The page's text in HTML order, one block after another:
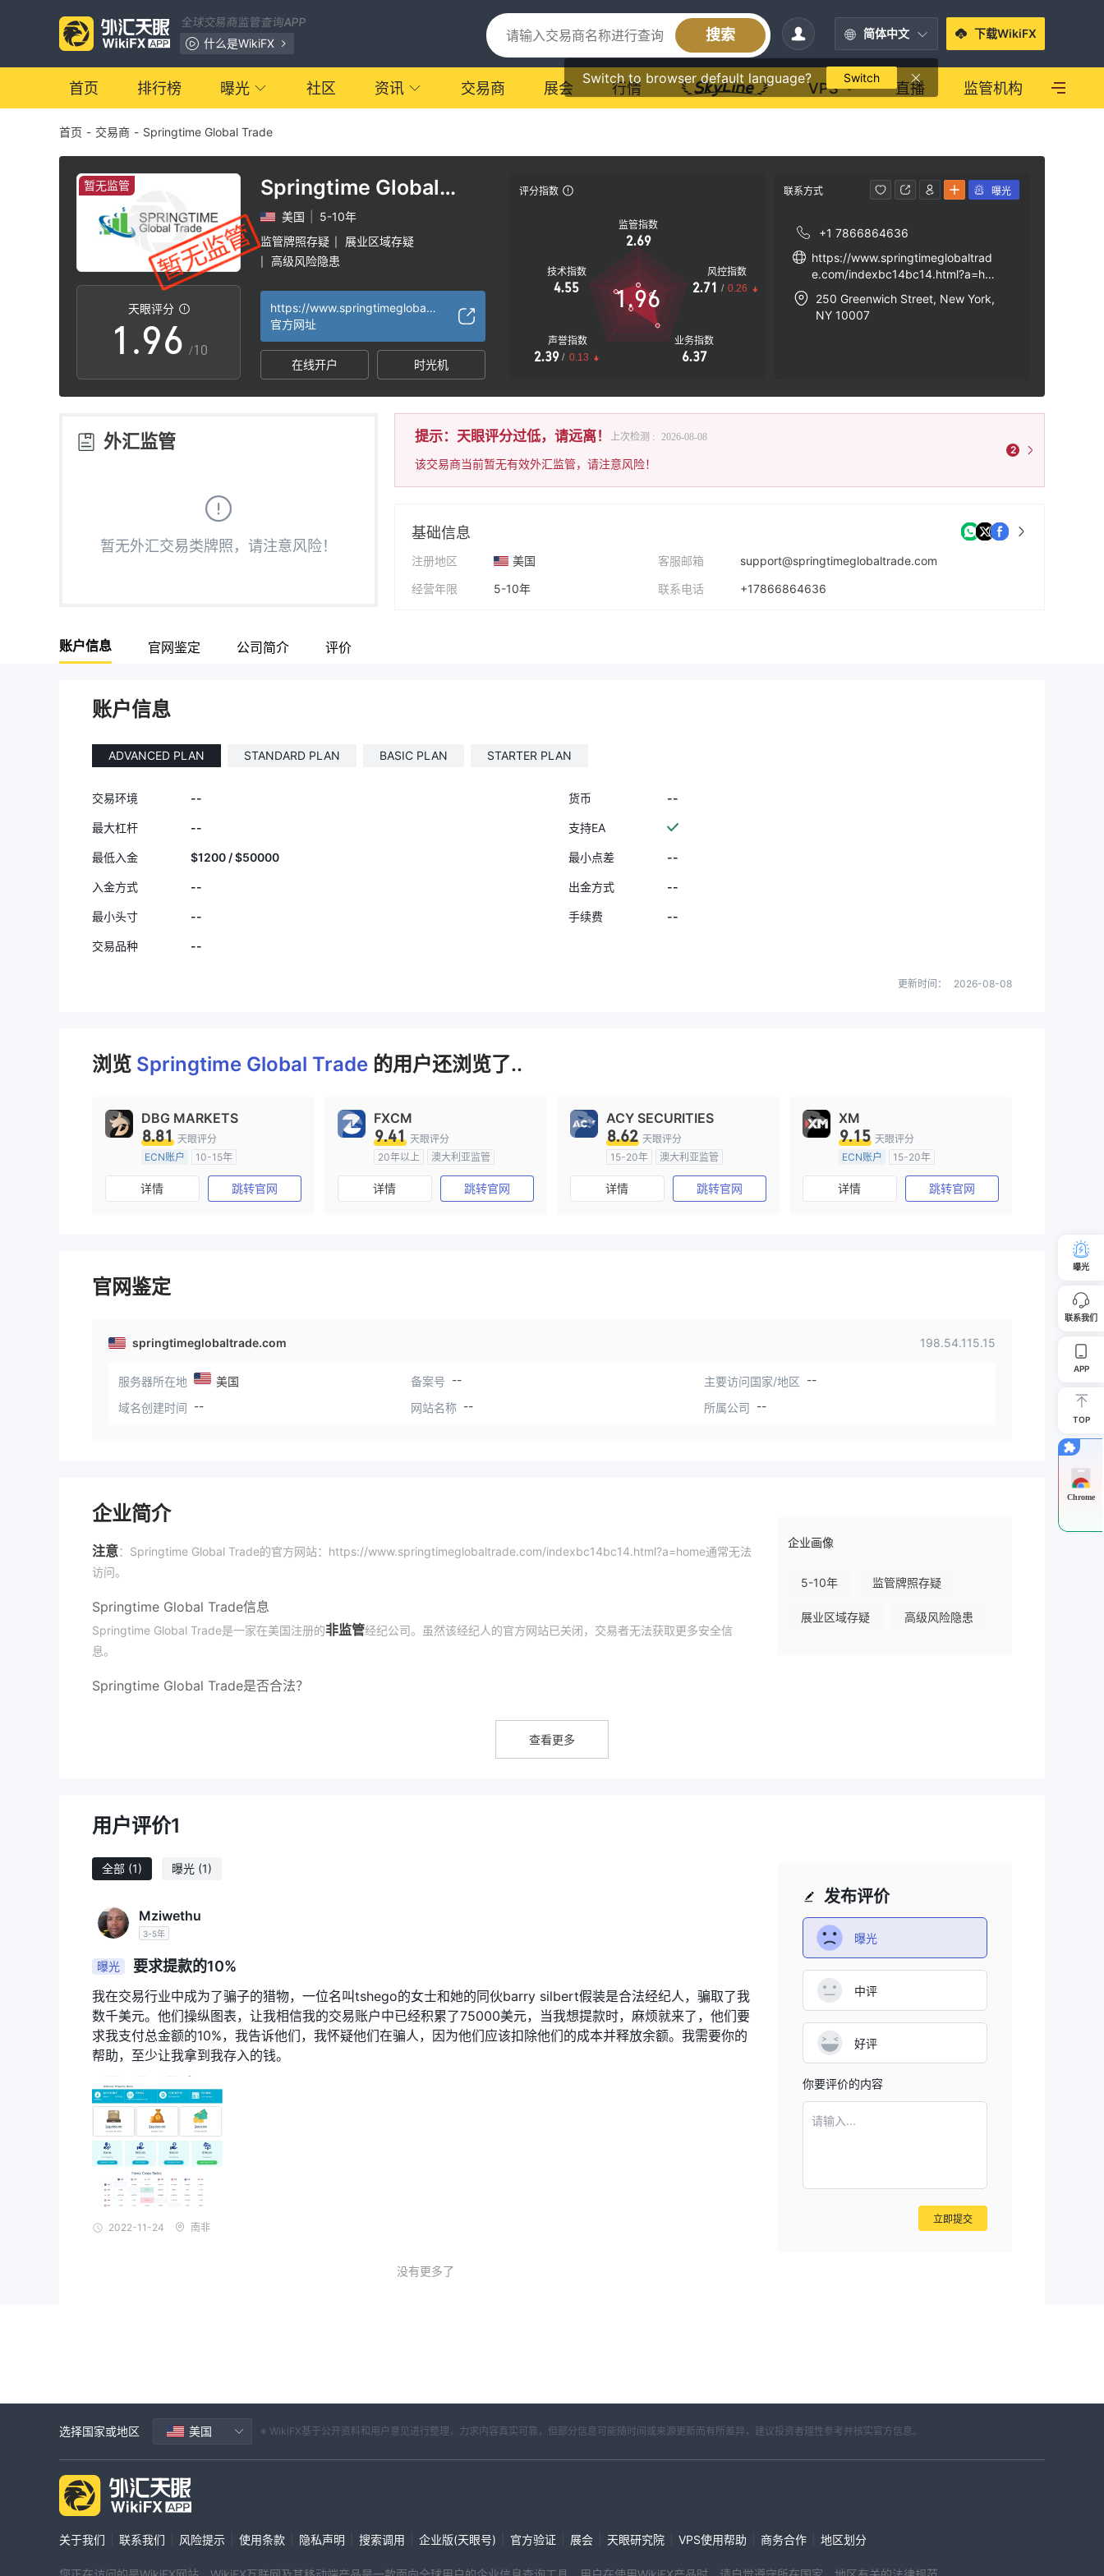
全球交易商监管查询APP
什么是WikiFX
搜索 简体中文
Switch to browser default language? Switch
下载WikiFX
首页 排行榜 曝光 社区 资讯 交易商 展会 行情 VPS 直播 监管机构
首页 - 交易商 - Springtime Global Trade
暂无监管
天眼评分
0
1
2
3
5
8
9
.
3
4
5
7
8
9
0
1
2
4
5
6
7
8
/10
Springtime Global
Trade
美国
5-10年
监管牌照存疑
展业区域存疑
高级风险隐患
https://www.springtimeglobaltrade.com/indexbc14bc14.html?a=home
官方网址
在线开户 时光机
评分指数
监管指数
2.69
技术指数
4.55
声誉指数
2.39 / 0.13
业务指数
6.37
风控指数
2.71 / 0.26
1.96
联系方式
+1 7866864636
https://www.springtimeglobaltrad
e.com/indexbc14bc14.html?a=ho
250 Greenwich Street, New York,
NY 10007
曝光
外汇监管
暂无外汇交易类牌照，请注意风险！
提示：天眼评分过低，请远离！ 上次检测 : 2026-08-08
该交易商当前暂无有效外汇监管，请注意风险！
2
基础信息
注册地区
美国
经营年限
5-10年
客服邮箱
support@springtimeglobaltrade.com
联系电话
+17866864636
账户信息 官网鉴定 公司简介 评价
账户信息
ADVANCED PLAN STANDARD PLAN BASIC PLAN STARTER PLAN
交易环境 -- 货币 --
最大杠杆 -- 支持EA
最低入金 $1200 / $50000 最小点差 --
入金方式 -- 出金方式 --
最小头寸 -- 手续费 --
交易品种 --
更新时间： 2026-08-08
浏览 Springtime Global Trade 的用户还浏览了..
DBG MARKETS
8.81 天眼评分
ECN账户
10-15年
澳大利亚监管
全牌照 (MM)
主标MT4
详情 跳转官网
FXCM
9.41 天眼评分
20年以上
澳大利亚监管
全牌照 (MM)
主标MT4
详情 跳转官网
ACY SECURITIES
8.62 天眼评分
15-20年
澳大利亚监管
全牌照 (MM)
主标MT4
详情 跳转官网
XM
9.15 天眼评分
ECN账户
15-20年
澳大利亚监管
全牌照 (MM)
主标MT4
详情 跳转官网
官网鉴定
springtimeglobaltrade.com 198.54.115.15
服务器所在地 美国 备案号 -- 主要访问国家/地区 --
域名创建时间 -- 网站名称 -- 所属公司 --
企业简介
注意：Springtime Global Trade的官方网站：https://www.springtimeglobaltrade.com/indexbc14bc14.html?a=home通常无法
访问。
Springtime Global Trade信息
Springtime Global Trade是一家在美国注册的非监管经纪公司。虽然该经纪人的官方网站已关闭，交易者无法获取更多安全信
息。
Springtime Global Trade是否合法？
缺乏透明度
全。
Springtime Global Trade没有受到监管，比受监管的经纪人更不安全。
提款困难和诈骗
在WikiFX上，“曝光”是从用户那里收到的口碑。
交易者在交易非监管平台之前必须审查信息并评估风险。请咨询我们的平台以获取相关详细信息。在我们的曝光部分举报欺诈经纪
人，我们的团队将努力解决您遇到的任何问题。
曝光。无法提款
您可以访问：https://www.wikifx.com/en/comments/detail/202211249652691104.html
https://www.wikifx.com/en/comments/detail/Co202212163721314316.html。
结论
Springtime Global Trade由于官方网站无法打开，交易者无法获取更多关于安全服务的信息。此外，非监管的状态和未注册的域名
表明该经纪人的交易风险很高。交易者可以通过WikiFX了解更多其他经纪人的信息。信息提高交易安全。
企业画像
5-10年 监管牌照存疑
展业区域存疑 高级风险隐患
查看更多
用户评价1
全部 (1) 曝光 (1)
Mziwethu
3-5年
曝光 要求提款的10%
我在交易行业中成为了骗子的猎物，一位名叫tshego的女士和她的同伙barry silbert假装是合法经纪人，骗取了我
数千美元。他们操纵图表，让我相信我的交易账户中已经积累了75000美元，当我想提款时，麻烦就来了，他们要
求我支付总金额的10%，我告诉他们，我怀疑他们在骗人，因为他们应该扣除他们的成本并释放余额。我需要你的
帮助，至少让我拿到我存入的钱。
2022-11-24 南非
没有更多了
发布评价
曝光
中评
好评
你要评价的内容
请输入...
立即提交
曝光
联系我们
APP
TOP
Chrome
选择国家或地区 美国 ※ WikiFX基于公开资料和用户意见进行整理，力求内容真实可靠，但部分信息可能随时间或来源更新而有所差异，建议投资者理性参考并核实官方信息。
关于我们 联系我们 风险提示 使用条款 隐私声明 搜索调用 企业版(天眼号) 官方验证 展会 天眼研究院 VPS使用帮助 商务合作 地区划分